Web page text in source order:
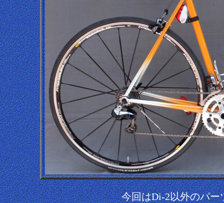
今回はDi-2以外のパ